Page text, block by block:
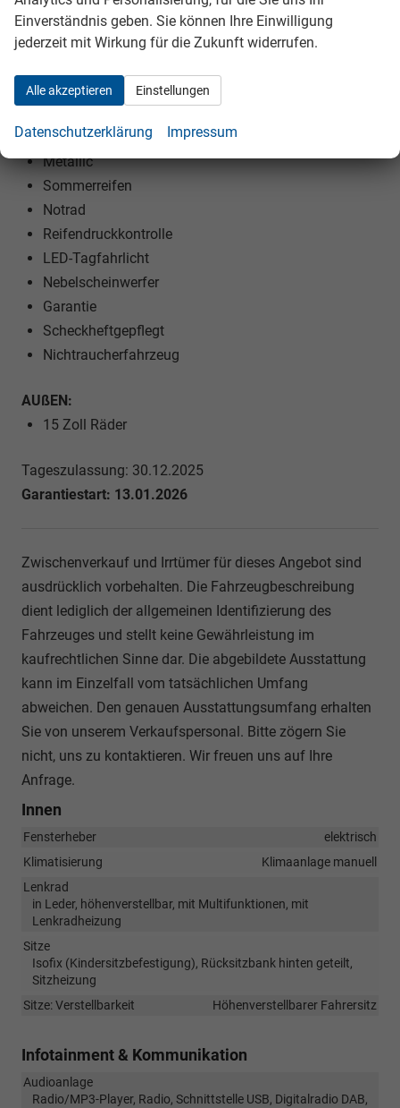
Lenkrad höhenverstellbar
Lenkradheizung
EXTRAS:
Variabler Ladeboden
Metallic
Sommerreifen
Notrad
Reifendruckkontrolle
LED-Tagfahrlicht
Nebelscheinwerfer
Garantie
Scheckheftgepflegt
Nichtraucherfahrzeug
AUßEN:
15 Zoll Räder
Tageszulassung: 30.12.2025
Garantiestart: 13.01.2026
Zwischenverkauf und Irrtümer für dieses Angebot sind
ausdrücklich vorbehalten. Die Fahrzeugbeschreibung
dient lediglich der allgemeinen Identifizierung des
Fahrzeuges und stellt keine Gewährleistung im
kaufrechtlichen Sinne dar. Die abgebildete Ausstattung
kann im Einzelfall vom tatsächlichen Umfang
abweichen. Den genauen Ausstattungsumfang erhalten
Sie von unserem Verkaufspersonal. Bitte zögern Sie
nicht, uns zu kontaktieren. Wir freuen uns auf Ihre
Anfrage.
Innen
Fensterheber
elektrisch
Klimatisierung
Klimaanlage manuell
Lenkrad
in Leder, höhenverstellbar, mit Multifunktionen, mit
Lenkradheizung
Sitze
Isofix (Kindersitzbefestigung), Rücksitzbank hinten geteilt,
Sitzheizung
Sitze: Verstellbarkeit
Höhenverstellbarer Fahrersitz
Infotainment & Kommunikation
Audioanlage
Radio/MP3-Player, Radio, Schnittstelle USB, Digitalradio DAB,
Einverständnis geben. Sie können Ihre Einwilligung
jederzeit mit Wirkung für die Zukunft widerrufen.
Alle akzeptieren Einstellungen
Datenschutzerklärung Impressum